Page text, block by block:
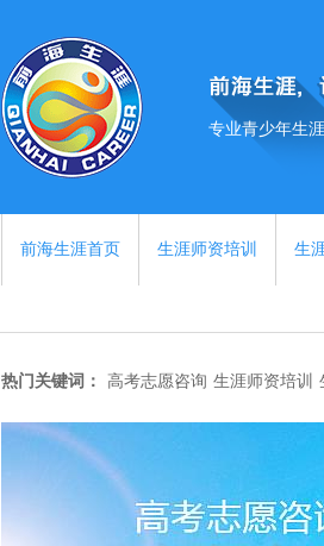
专业青少年生
前海生涯首页 生涯师资培训 生
热门关键词： 高考志愿咨询 生涯师资培训